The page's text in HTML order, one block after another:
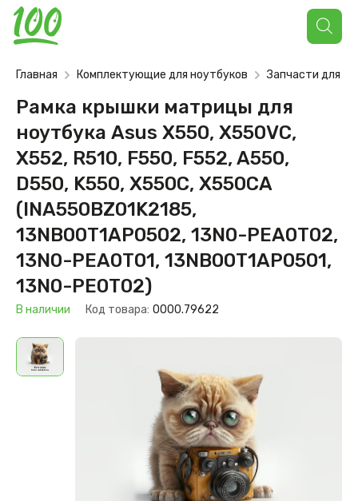
Поиск
товаров
Главная Комплектующие для ноутбуков Запчасти для
Рамка крышки матрицы для
ноутбука Asus X550, X550VC,
X552, R510, F550, F552, A550,
D550, K550, X550C, X550CA
(INA550BZ01K2185,
13NB00T1AP0502, 13N0-PEA0T02,
13N0-PEA0T01, 13NB00T1AP0501,
13N0-PE0T02)
В наличии Код товара: 0000.79622